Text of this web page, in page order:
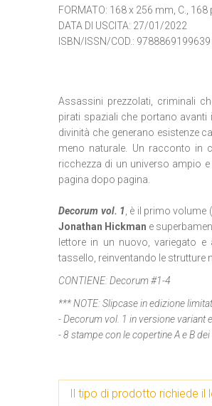
FORMATO: 168 x 256 mm, C., 168
DATA DI USCITA: 27/01/2022
ISBN/ISSN/COD.: 9788869199639
Assassini prezzolati, criminali
pirati spaziali che portano
divinità che generano esistenze
meno naturale. Un racconto in
ricchezza di un universo ampio
pagina dopo pagina.
Decorum vol. 1 , è il primo
Jonathan Hickman e
lettore in un nuovo, variegato
tassello, reinventando le strutture
CONTIENE:Decorum #1-4
*** NOTE:Slipcase in edizione
- Decorum vol. 1 in versione
- 8 stampe con le copertine A e B
Il tipo di prodotto richiede il